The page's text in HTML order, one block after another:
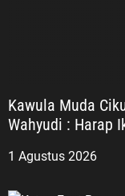
Kawula Muda
Wahyudi : Harap
1 Agustus 2026